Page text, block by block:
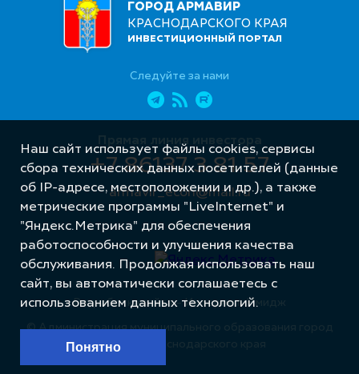
ГОРОД АРМАВИР
КРАСНОДАРСКОГО КРАЯ
ИНВЕСТИЦИОННЫЙ ПОРТАЛ
Следуйте за нами
Прямая линия инвестора
+7 86137 3 81 57
armavir_econ@mail.ru
© Администрация муниципального образования город
Армавир Краснодарского края
Разработка сайта – Интернет-Имидж
Наш сайт использует файлы cookies, сервисы
сбора технических данных посетителей (данные
об IP-адресе, местоположении и др.), а также
метрические программы "LiveInternet" и
"Яндекс.Метрика" для обеспечения
работоспособности и улучшения качества
обслуживания. Продолжая использовать наш
сайт, вы автоматически соглашаетесь с
использованием данных технологий.
Понятно